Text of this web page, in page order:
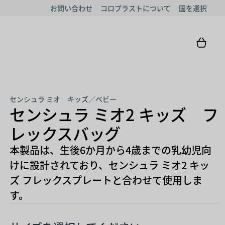
お問い合わせ コロプラストについて 国を選択
センシュラ ミオ キッズ／ベビー
センシュラ ミオ2 キッズ フ
レックスバッグ
本製品は、生後6か月から4歳までの乳幼児向
けに設計されており、センシュラ ミオ2 キッ
ズ フレックスプレートと合わせて使用しま
す。